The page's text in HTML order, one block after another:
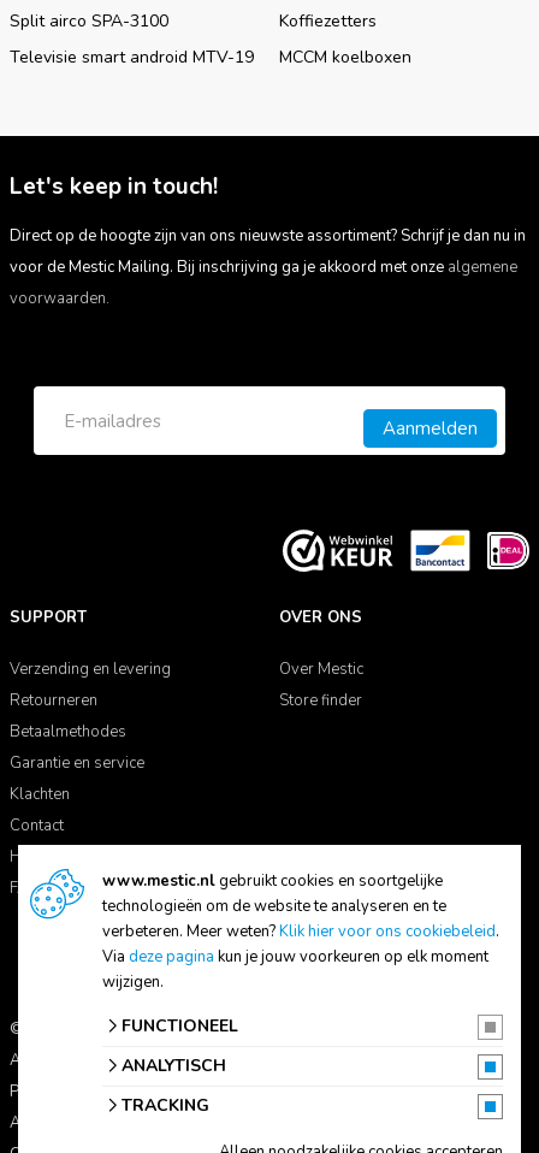
Split airco SPA-3100
Televisie smart android MTV-19
Koffiezetters
MCCM koelboxen
Let's keep in touch!
Direct op de hoogte zijn van ons nieuwste assortiment? Schrijf je dan nu in
voor de Mestic Mailing. Bij inschrijving ga je akkoord met onze algemene
voorwaarden.
Aanmelden
SUPPORT
Verzending en levering
Retourneren
Betaalmethodes
Garantie en service
Klachten
Contact
Handleidingen
FAQ
OVER ONS
Over Mestic
Store finder
© 2026 Mestic
Alle prijzen zijn inclusief btw.
Privacyverklaring
Algemene voorwaarden
www.mestic.nlgebruikt cookies en soortgelijke
technologieën om de website te analyseren en te
verbeteren. Meer weten?Klik hier voor ons cookiebeleid.
Via deze pagina kun je jouw voorkeuren op elk moment
wijzigen.
FUNCTIONEEL
ANALYTISCH
TRACKING